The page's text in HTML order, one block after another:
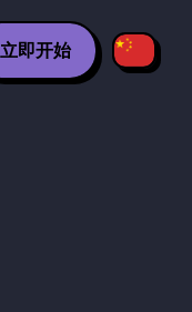
立即开始